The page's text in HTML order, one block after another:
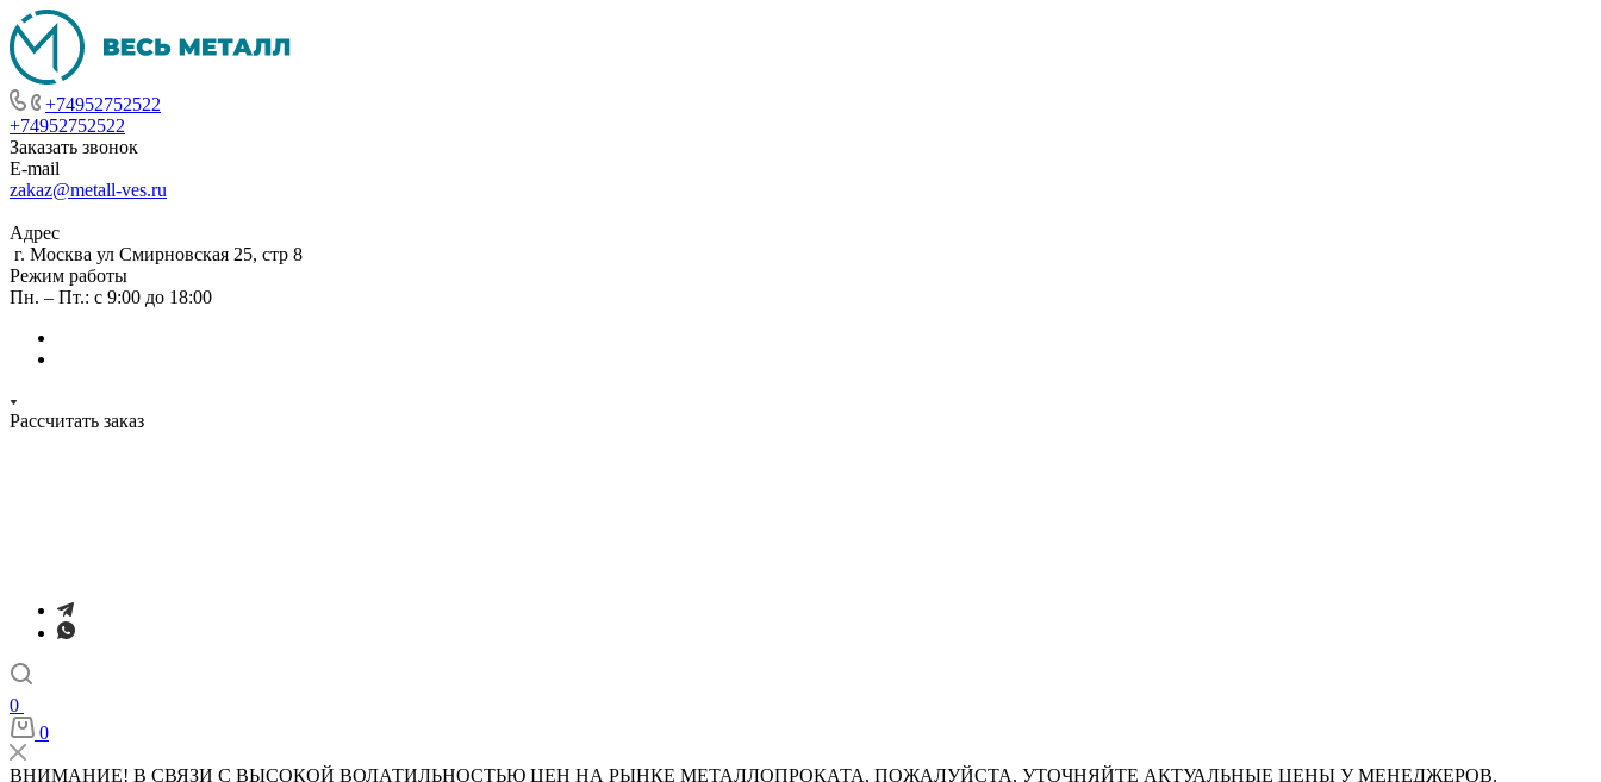
+74952752522
+74952752522
Заказать звонок
E-mail
zakaz@metall-ves.ru
Адрес
г. Москва ул Смирновская 25, стр 8
Режим работы
Пн. – Пт.: с 9:00 до 18:00
Рассчитать заказ
0
0
ВНИМАНИЕ! В СВЯЗИ С ВЫСОКОЙ ВОЛАТИЛЬНОСТЬЮ ЦЕН НА РЫНКЕ МЕТАЛЛОПРОКАТА, ПОЖАЛУЙСТА, УТОЧНЯЙТЕ АКТУАЛЬНЫЕ ЦЕНЫ У МЕНЕДЖЕРОВ.